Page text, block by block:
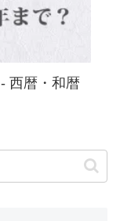
西暦・和暦